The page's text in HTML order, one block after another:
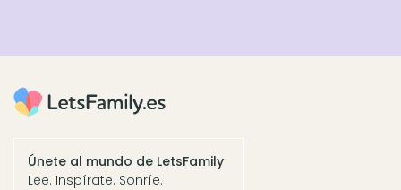
Únete al mundo de LetsFamily
Lee. Inspírate. Sonríe.